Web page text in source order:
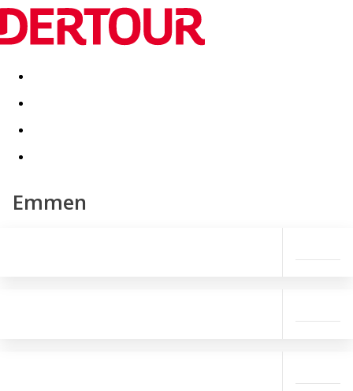
Destinatii Vacanta perfecta OFERTE DE NERATAT
Emmen